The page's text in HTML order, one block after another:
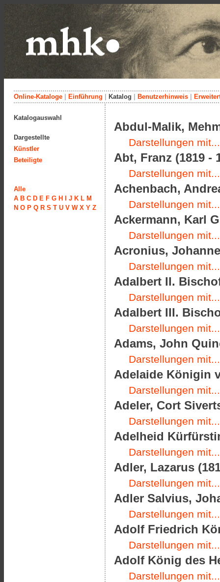
Online-Kataloge Einführung Katalog Benutzerhinweis
Abdul-Malik,
Darstellungen mit...
Abt, Franz (1819 -
Darstellungen mit...
Achenbach,
Darstellungen mit...
Ackermann, Karl
Darstellungen mit...
Acronius,
Darstellungen mit...
Adalbert II.
Darstellungen mit...
Adalbert III.
Darstellungen mit...
Adams, John
Darstellungen mit...
Adelaide Königin
Darstellungen mit...
Adeler, Cort
Darstellungen mit...
Adelheid
Darstellungen mit...
Adler, Lazarus
Darstellungen mit...
Adler Salvius,
Darstellungen mit...
Adolf Friedrich
Darstellungen mit...
Adolf König des
Darstellungen mit...
Katalogauswahl
Dargestellte
Künstler
Beteiligte
Alle
A B C D E F G H J K L M
N O P Q R S T U V W X Y Z